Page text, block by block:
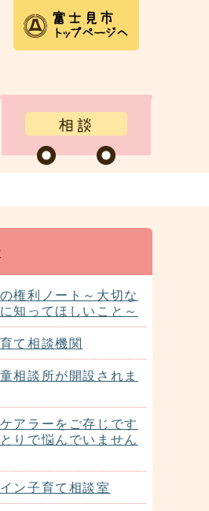
権利ノート～大切な
知ってほしいこと～
て相談機関
相談所が開設されま
アラーをご存じです
りで悩んでいません
ン子育て相談室